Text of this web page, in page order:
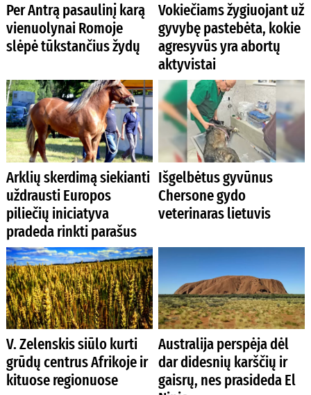
Per Antrą pasaulinį karą
vienuolynai Romoje
slėpė tūkstančius žydų
Vokiečiams žygiuojant už
gyvybę pastebėta, kokie
agresyvūs yra abortų
aktyvistai
Arklių skerdimą siekianti
uždrausti Europos
piliečių iniciatyva
pradeda rinkti parašus
Išgelbėtus gyvūnus
Chersone gydo
veterinaras lietuvis
V. Zelenskis siūlo kurti
grūdų centrus Afrikoje ir
kituose regionuose
Australija perspėja dėl
dar didesnių karščių ir
gaisrų, nes prasideda El